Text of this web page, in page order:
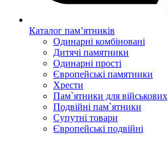
Каталог пам’ятників
Одинарні комбіновані
Дитячі памятники
Одинарні прості
Європейські памятники
Хрести
Пам`ятники для військових
Подвійні пам`ятники
Супутні товари
Європейські подвійні